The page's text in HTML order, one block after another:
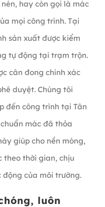
hay còn gọi là mác
mọi công trình. Tại
sản xuất được kiểm
tự động tại trạm trộn.
cân đong chính xác
duyệt. Chúng tôi
đến công trình tại Tân
mác đã thỏa
giúp cho nền móng,
theo thời gian, chịu
của môi trường.
luôn